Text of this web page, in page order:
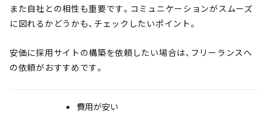
また自社との相性も重要です。コミュニケーションがスムーズ
に図れるかどうかも、チェックしたいポイント。
安価に採用サイトの構築を依頼したい場合は、フリーランスへ
の依頼がおすすめです。
費用が安い